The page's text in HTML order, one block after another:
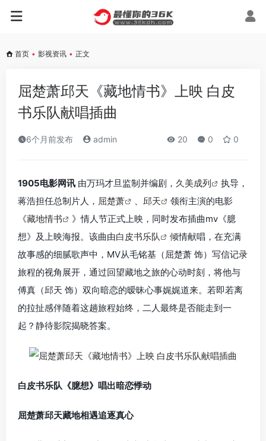
首页 • 影视资讯 • 正文
屈楚萧邱天《藏地情书》上映 白皮
书乐队献唱插曲
6个月前发布 admin 20 0 0
1905电影网讯 由万玛才旦监制并编剧， 久美成列
执导，
蒋浩担任总制片人， 屈楚萧 、 邱天
领衔主演的电影
《藏地情书
》情人节正式上映，同时发布插曲mv《臆
想》及上映海报。该曲由白皮书乐队
倾情献唱，在充满
故事感的细腻歌声中，MV从毛铭基（屈楚萧 饰）写信记录
旅程的视角展开，通过回望藏地之旅的心动时刻，将他与
傅真（邱天 饰）双向暗恋的暧昧心事娓娓道来。若即若离
的拉扯感伴随着这趟旅程始终，二人最终是否能走到一
起？静待影院揭晓答案。
白皮书乐队《臆想》唱出暗恋悸动
屈楚萧邱天藏地相遇追逐真心